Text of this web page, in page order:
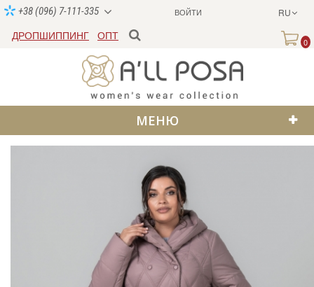
ВОЙТИ RU
+38 (096) 7-111-335
ДРОПШИППИНГ ОПТ
0
МЕНЮ